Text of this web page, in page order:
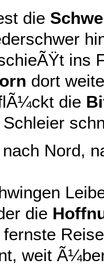
die
ins
dort
die
Nord,
die
weit